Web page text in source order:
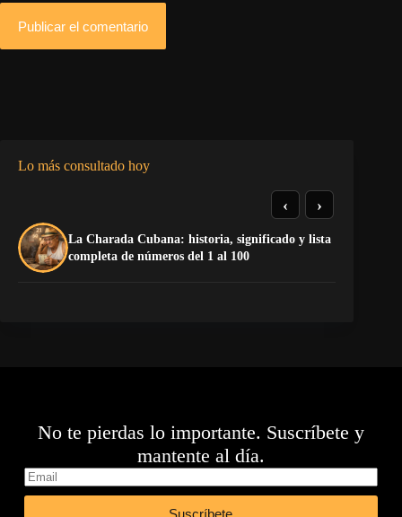
Publicar el comentario
Lo más consultado hoy
La Charada Cubana: historia, significado y lista
completa de números del 1 al 100
‹ ›
No te pierdas lo importante. Suscríbete y
mantente al día.
Suscríbete